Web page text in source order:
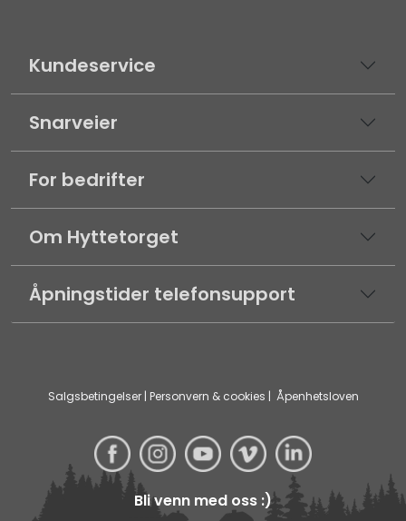
Kundeservice
Snarveier
For bedrifter
Om Hyttetorget
Åpningstider telefonsupport
Salgsbetingelser| Personvern & cookies | Åpenhetsloven
Bli venn med oss :)